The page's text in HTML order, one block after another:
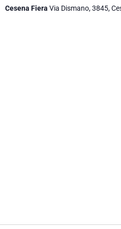
Cesena Fiera Via Dismano, 3845,